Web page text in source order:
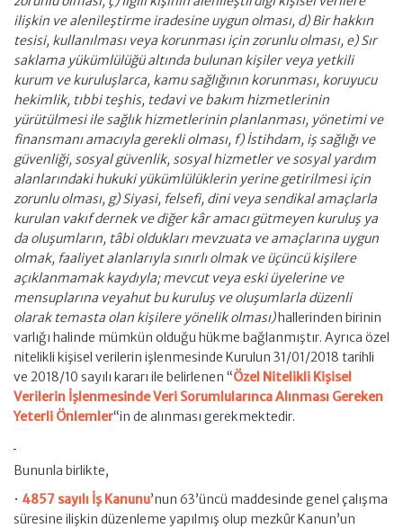
ilişkin ve alenileştirme iradesine uygun olması, d) Bir hakkın
tesisi, kullanılması veya korunması için zorunlu olması, e) Sır
saklama yükümlülüğü altında bulunan kişiler veya yetkili
kurum ve kuruluşlarca, kamu sağlığının korunması, koruyucu
hekimlik, tıbbi teşhis, tedavi ve bakım hizmetlerinin
yürütülmesi ile sağlık hizmetlerinin planlanması, yönetimi ve
finansmanı amacıyla gerekli olması, f) İstihdam, iş sağlığı ve
güvenliği, sosyal güvenlik, sosyal hizmetler ve sosyal yardım
alanlarındaki hukuki yükümlülüklerin yerine getirilmesi için
zorunlu olması, g) Siyasi, felsefi, dini veya sendikal amaçlarla
kurulan vakıf dernek ve diğer kâr amacı gütmeyen kuruluş ya
da oluşumların, tâbi oldukları mevzuata ve amaçlarına uygun
olmak, faaliyet alanlarıyla sınırlı olmak ve üçüncü kişilere
açıklanmamak kaydıyla; mevcut veya eski üyelerine ve
mensuplarına veyahut bu kuruluş ve oluşumlarla düzenli
olarak temasta olan kişilere yönelik olması)hallerinden birinin
varlığı halinde mümkün olduğu hükme bağlanmıştır. Ayrıca özel
nitelikli kişisel verilerin işlenmesinde Kurulun 31/01/2018 tarihli
ve 2018/10 sayılı kararı ile belirlenen “Özel Nitelikli Kişisel
Verilerin İşlenmesinde Veri Sorumlularınca Alınması Gereken
Yeterli Önlemler“in de alınması gerekmektedir.
Bununla birlikte,
• 4857 sayılı İş Kanunu’nun 63’üncü maddesinde genel çalışma
süresine ilişkin düzenleme yapılmış olup mezkûr Kanun’un